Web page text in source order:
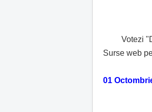
Votezi
Surse web
01